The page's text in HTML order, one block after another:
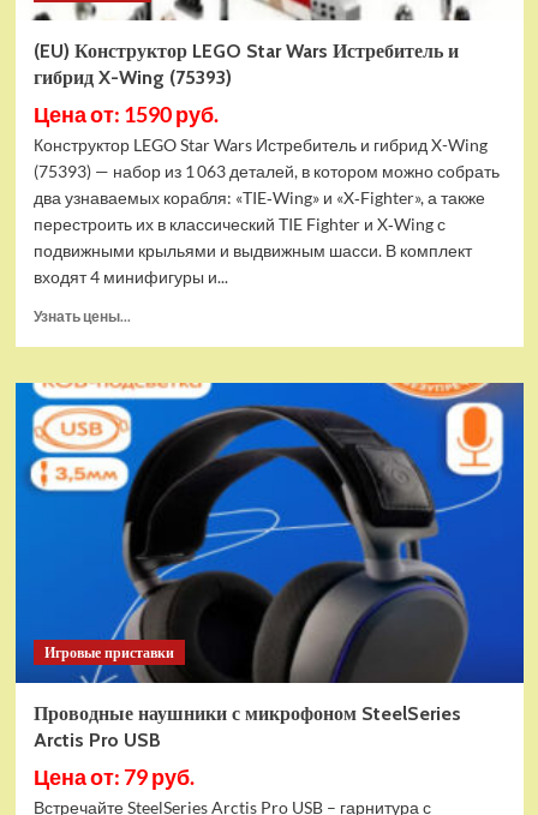
(EU) Конструктор LEGO Star Wars Истребитель и
гибрид X-Wing (75393)
Цена от: 1590 руб.
Конструктор LEGO Star Wars Истребитель и гибрид X-Wing
(75393) — набор из 1 063 деталей, в котором можно собрать
два узнаваемых корабля: «TIE‑Wing» и «X‑Fighter», а также
перестроить их в классический TIE Fighter и X‑Wing с
подвижными крыльями и выдвижным шасси. В комплект
входят 4 минифигуры и...
Узнать цены...
(EU)
Конструктор
LEGO
Star
Wars
Истребитель
и
гибрид
X-
Wing
(75393)
Игровые приставки
Проводные наушники с микрофоном SteelSeries
Arctis Pro USB
Цена от: 79 руб.
Встречайте SteelSeries Arctis Pro USB – гарнитура с